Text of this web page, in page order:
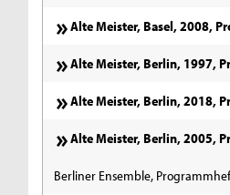
Alte Meister, Basel, 2008,
Alte Meister, Berlin, 1997,
Alte Meister, Berlin, 2018,
Alte Meister, Berlin, 2005,
Berliner Ensemble,